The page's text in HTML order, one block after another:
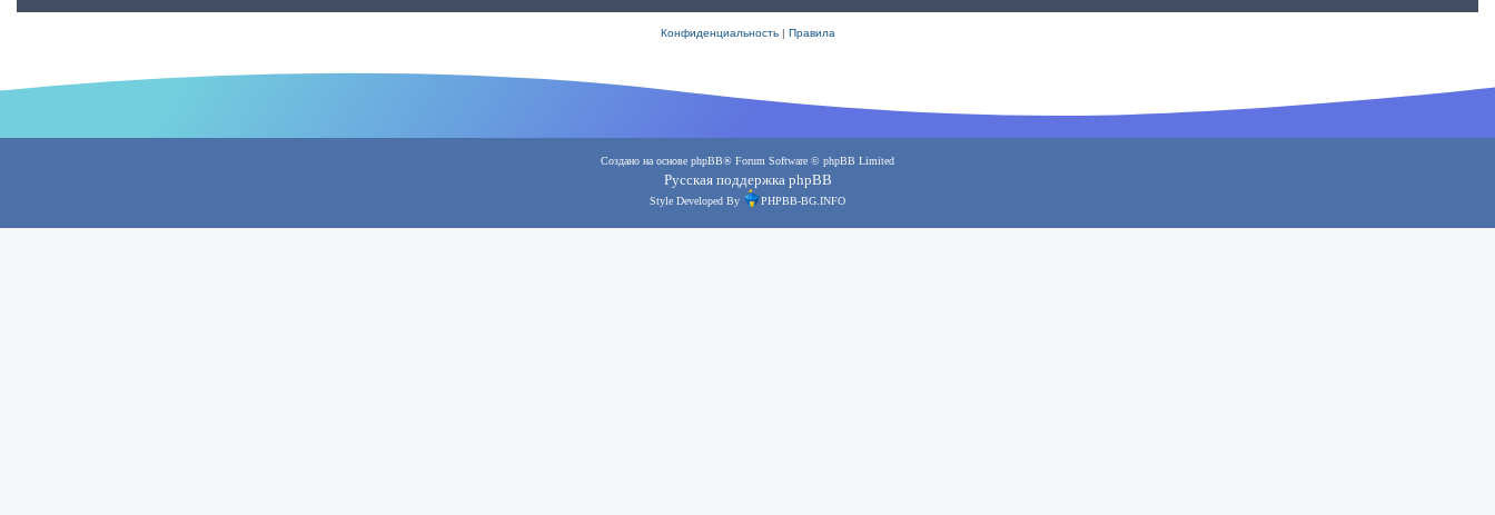
Конфиденциальность| Правила
Создано на основе phpBB® Forum Software © phpBB Limited
Русская поддержка phpBB
Style Developed By PHPBB-BG.INFO